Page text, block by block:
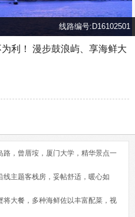
线路编号:D16102501
利！ 漫步鼓浪屿、享海鲜大
路，曾厝垵，厦门大学，精华景点一
线主题客栈房，妥帖舒适，暖心如
将大餐，多种海鲜佐以丰富配菜，视